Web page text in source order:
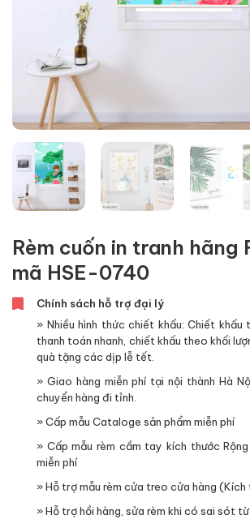
Rèm cuốn in tranh hãng
mã HSE-0740
Chính sách hỗ trợ đại lý
» Nhiều hình thức chiết khấu: Chiết
thanh toán nhanh, chiết khấu theo khối
quà tặng các dịp lễ tết.
» Giao hàng miễn phí tại nội thành Hà
chuyển hàng đi tỉnh.
» Cấp mẫu Cataloge sản phẩm miễn phí
» Cấp mẫu rèm cầm tay kích thước
miễn phí
» Hỗ trợ mẫu rèm cửa treo cửa hàng (Kích
» Hỗ trợ hồi hàng, sửa rèm khi có sai sót